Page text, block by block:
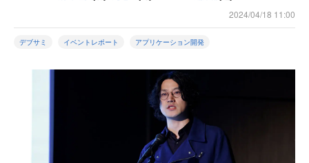
2024/04/18 11:00
デブサミ イベントレポート アプリケーション開発